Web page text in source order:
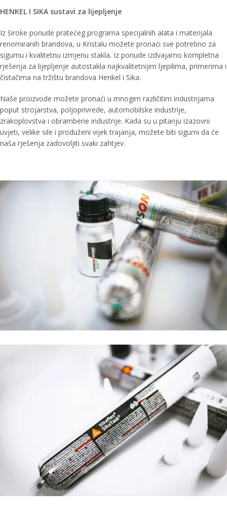
HENKEL I SIKA sustavi za lijepljenje
Iz široke ponude pratećeg programa specijalnih alata i materijala
renomiranih brandova, u Kristalu možete pronaći sve potrebno za
sigurnu i kvalitetnu izmjenu stakla. Iz ponude izdvajamo kompletna
rješenja za lijepljenje autostakla najkvalitetnijim ljepilima, primerima i
čistačima na tržištu brandova Henkel i Sika.
Naše proizvode možete pronaći u mnogim različitim industrijama
poput strojarstva, poljoprivrede, automobilske industrije,
zrakoplovstva i obrambene industrije. Kada su u pitanju izazovni
uvjeti, velike sile i produženi vijek trajanja, možete biti sigurni da će
naša rješenja zadovoljiti svaki zahtjev.